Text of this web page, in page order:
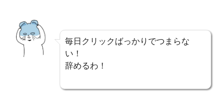
毎日クリックばっかりでつまらな
い！
辞めるわ！